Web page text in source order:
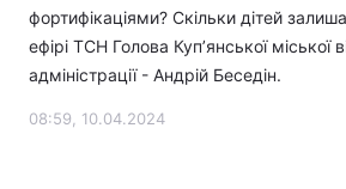
фортифікаціями? Скільки дітей
ефірі ТСН Голова Куп’янської міської
адміністрації - Андрій Беседін.
08:59, 10.04.2024